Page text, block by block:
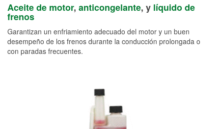
Aceite de motor, anticongelante, y líquido de
frenos
Garantizan un enfriamiento adecuado del motor y un buen
desempeño de los frenos durante la conducción prolongada o
con paradas frecuentes.